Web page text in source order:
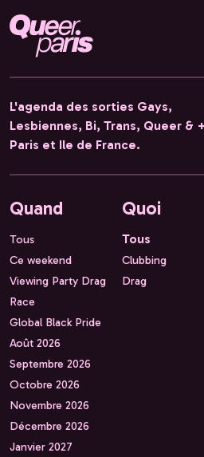
L'agenda des sorties Gays,
Lesbiennes, Bi, Trans, Queer &
Paris et Ile de France.
Quand
Tous
Ce weekend
Viewing Party Drag
Race
Global Black Pride
Août 2026
Septembre 2026
Octobre 2026
Novembre 2026
Décembre 2026
Janvier 2027
Quoi
Tous
Clubbing
Drag